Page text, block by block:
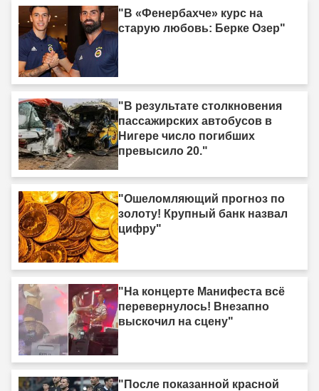
"В «Фенербахче» курс на
старую любовь: Берке Озер"
"В результате столкновения
пассажирских автобусов в
Нигере число погибших
превысило 20."
"Ошеломляющий прогноз по
золоту! Крупный банк назвал
цифру"
"На концерте Манифеста всё
перевернулось! Внезапно
выскочил на сцену"
"После показанной красной